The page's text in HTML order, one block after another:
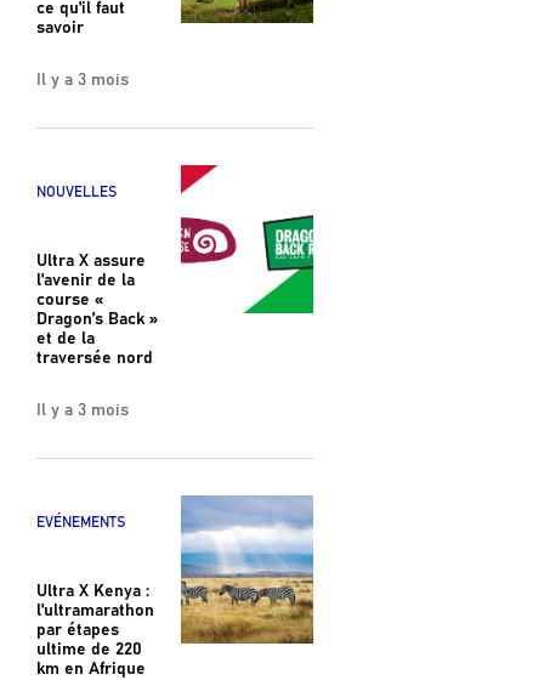
ce qu'il faut
savoir
Il y a 3 mois
NOUVELLES
Ultra X assure
l'avenir de la
course «
Dragon’s Back »
et de la
traversée nord
Il y a 3 mois
EVÉNEMENTS
Ultra X Kenya :
l'ultramarathon
par étapes
ultime de 220
km en Afrique